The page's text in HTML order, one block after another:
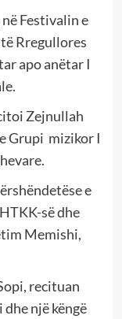
Festivalin e
Rregullores
apo anëtar I
Zejnullah
Grupi mizikor I
e
së dhe
Memishi,
recituan
një këngë